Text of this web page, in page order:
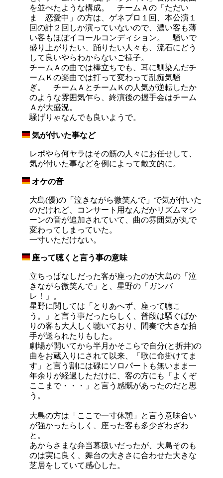
を並べたような構成。 チームＡの「ただい
ま 恋愛中」の方は、ゲネプロ１回、本公演１
回の計２回しか演っていないので、濃い客も薄
い客もほぼイコールコンディション。 騒いで
盛り上がりたい、踊りたい人々も、流石にどう
して良いやらわからないご様子。
チームＡの曲では棒立ちでも、耳に馴染んだチ
ームＫの楽曲では打って変わって乱痴気騒
ぎ。 チームＡとチームＫの人気が逆転したか
のような雰囲気乍ら、終演後の握手会はチーム
Ａが大盛況。
騒げりゃなんでも良いようで。
気が付いた事など
レポやら何ヤラはその筋の人々にお任せして、
気が付いた事などを例によって散文的に。
オケの音
大島(優)の「泣きながら微笑んで」で気が付いた
のだけれど、コンサート用なんだかリズムマシ
ーンの音が追加されていて、曲の雰囲気が丸で
変わってしまっていた。
一寸いただけない。
座って聴くと言う事の意味
立ちっぱなしだった客が座ったのが大島の「泣
きながら微笑んで」と、星野の「ガンバ
レ！」。
星野に関しては「とりあへず、座って聴こ
う。」と言う事だったらしく、普段は騒ぐばか
りの客も大人しく聴いており、間奏で大きな拍
手が送られたりもした。
劇場が開いてから半月かそこらで自分(と折井)の
曲をお蔵入りにされて以来、「歌に命掛けてま
す」と言う割には碌にソロパートも無いまま一
年余りが経過しただけに、客の方にも「よくぞ
ここまで・・・」と言う感慨があったのだと思
う。
大島の方は「ここで一寸休憩」と言う意味合い
が強かったらしく、座った客も多少ざわざわ
と。
あからさまな弁当幕扱いだったが、大島そのも
のは実に良く、舞台の大きさに合わせた大きな
芝居をしていて感心した。